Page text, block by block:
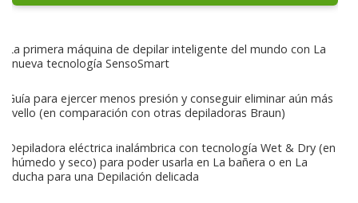
La primera máquina de depilar inteligente del mundo con La
nueva tecnología SensoSmart
Guía para ejercer menos presión y conseguir eliminar aún más
vello (en comparación con otras depiladoras Braun)
Depiladora eléctrica inalámbrica con tecnología Wet & Dry (en
húmedo y seco) para poder usarla en La bañera o en La
ducha para una Depilación delicada